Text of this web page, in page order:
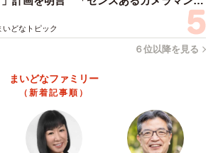
いどなトピック
６位以降を見る
まいどなファミリー
（新着記事順）